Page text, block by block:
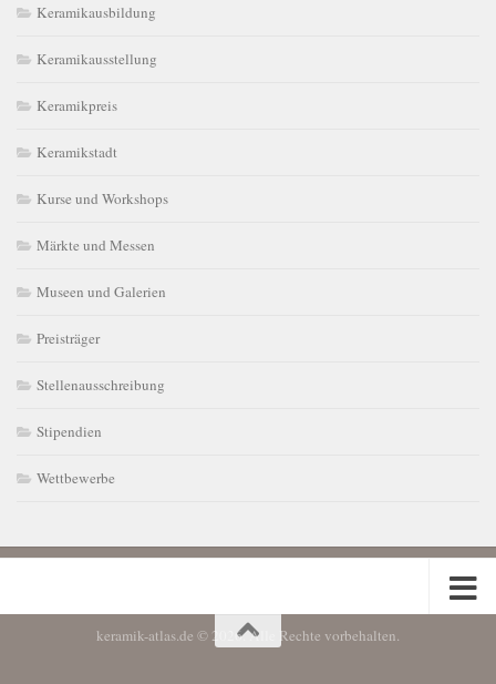
Keramikausbildung
Keramikausstellung
Keramikpreis
Keramikstadt
Kurse und Workshops
Märkte und Messen
Museen und Galerien
Preisträger
Stellenausschreibung
Stipendien
Wettbewerbe
keramik-atlas.de © 2026. Alle Rechte vorbehalten.